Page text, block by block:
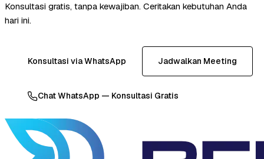
Konsultasi gratis, tanpa kewajiban. Ceritakan kebutuhan Anda
hari ini.
Konsultasi via WhatsApp Jadwalkan Meeting
Chat WhatsApp — Konsultasi Gratis